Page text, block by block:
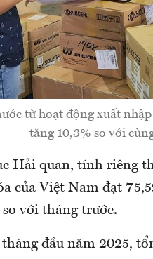
từ hoạt động xuất
tăng 10,3% so với
Hải quan, tính riêng
của Việt Nam đạt
với tháng trước.
đầu năm 2025,